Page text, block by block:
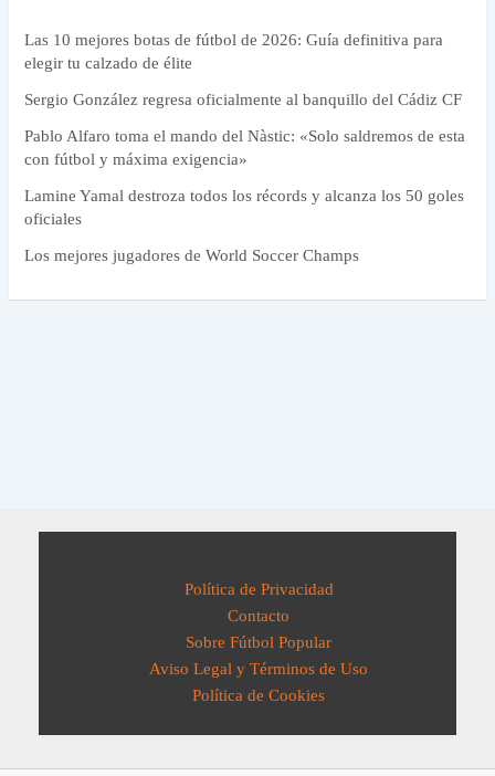
Las 10 mejores botas de fútbol de 2026: Guía definitiva para
elegir tu calzado de élite
Sergio González regresa oficialmente al banquillo del Cádiz CF
Pablo Alfaro toma el mando del Nàstic: «Solo saldremos de esta
con fútbol y máxima exigencia»
Lamine Yamal destroza todos los récords y alcanza los 50 goles
oficiales
Los mejores jugadores de World Soccer Champs
Política de Privacidad
Contacto
Sobre Fútbol Popular
Aviso Legal y Términos de Uso
Política de Cookies